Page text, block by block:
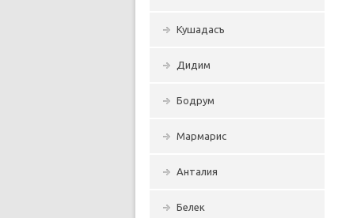
Кушадасъ
Дидим
Бодрум
Мармарис
Анталия
Белек